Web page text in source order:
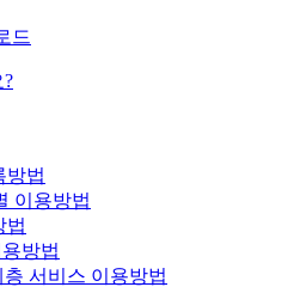
드
방법
이용방법
법
방법
서비스 이용방법